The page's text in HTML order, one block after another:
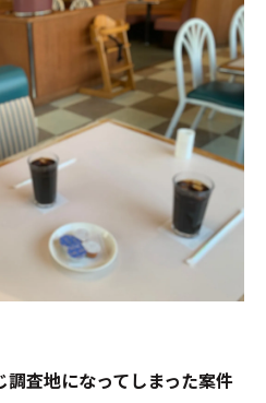
査地になってしまった案件